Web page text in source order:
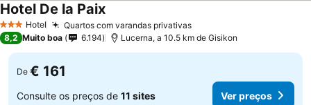
3 EstrelasHotel Quartos com varandas privativasVer preços
Hotel De la PaixVer preços
8,2 Muito boa 6.194 Lucerna, a 10.5 km de Gisikon
De € 161
Consulte os preços de 11 sites Ver preços